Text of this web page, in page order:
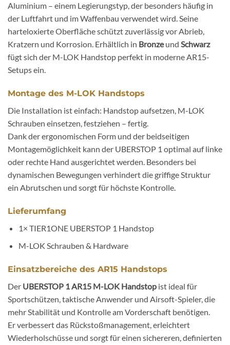
Aluminium – einem Legierungstyp, der besonders häufig in
der Luftfahrt und im Waffenbau verwendet wird. Seine
harteloxierte Oberfläche schützt zuverlässig vor Abrieb,
Kratzern und Korrosion. Erhältlich in Bronzeund Schwarz
fügt sich der M-LOK Handstop perfekt in moderne AR15-
Setups ein.
Montage des M-LOK Handstops
Die Installation ist einfach: Handstop aufsetzen, M-LOK
Schrauben einsetzen, festziehen – fertig.
Dank der ergonomischen Form und der beidseitigen
Montagemöglichkeit kann der UBERSTOP 1 optimal auf linke
oder rechte Hand ausgerichtet werden. Besonders bei
dynamischen Bewegungen verhindert die griffige Struktur
ein Abrutschen und sorgt für höchste Kontrolle.
Lieferumfang
1× TIER1ONE UBERSTOP 1 Handstop
M-LOK Schrauben & Hardware
Einsatzbereiche des AR15 Handstops
Der UBERSTOP 1 AR15 M-LOK Handstop ist ideal für
Sportschützen, taktische Anwender und Airsoft-Spieler, die
mehr Stabilität und Kontrolle am Vorderschaft benötigen.
Er verbessert das Rückstoßmanagement, erleichtert
Wiederholschüsse und sorgt für einen sichereren, definierten